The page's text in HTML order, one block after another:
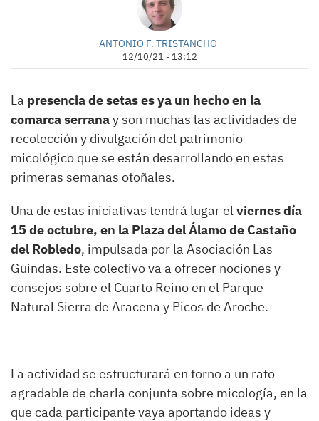
ANTONIO F. TRISTANCHO
12/10/21 - 13:12
La presencia de setas es ya un hecho en la
comarca serranay son muchas las actividades de
recolección y divulgación del patrimonio
micológico que se están desarrollando en estas
primeras semanas otoñales.
Una de estas iniciativas tendrá lugar elviernes día
15 de octubre, en la Plaza del Álamo de Castaño
del Robledo, impulsada por la Asociación Las
Guindas. Este colectivo va a ofrecer nociones y
consejos sobre el Cuarto Reino en el Parque
Natural Sierra de Aracena y Picos de Aroche.
La actividad se estructurará en torno a un rato
agradable de charla conjunta sobre micología, en la
que cada participante vaya aportando ideas y